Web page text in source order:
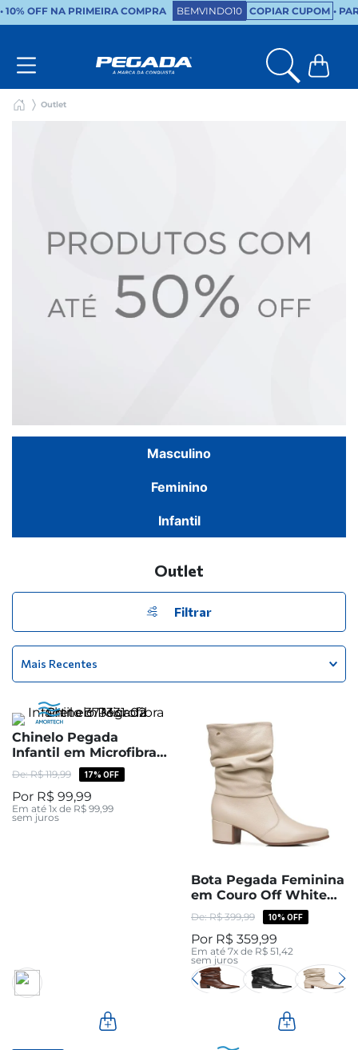
• 10% OFF NA PRIMEIRA COMPRA BEMVINDO10 COPIAR CUPOM •
Outlet
Masculino
Feminino
Infantil
Outlet
Filtrar
Mais Recentes
Chinelo Pegada
Infantil em Microfibra
Preto 373331-02
R$ 119,99 17% OFF
R$ 99,99
Em até 1x de R$ 99 99
sem juros
Bota Pegada Feminina
em Couro Off White
Cano Médio Slouch
280901-08
R$ 399,99 10% OFF
R$ 359,99
Em até 7x de R$ 51 42
sem juros